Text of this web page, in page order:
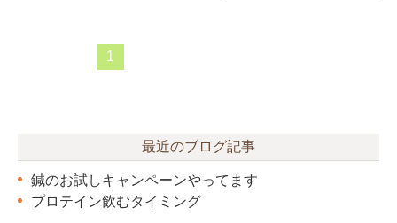
1
最近のブログ記事
鍼のお試しキャンペーンやってます
プロテイン飲むタイミング